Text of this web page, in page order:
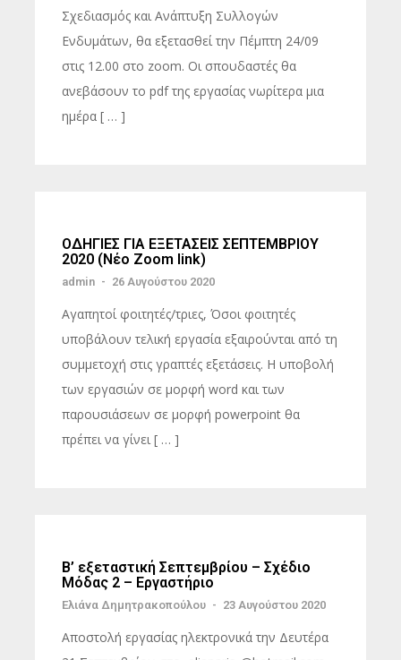
Σχεδιασμός και Ανάπτυξη Συλλογών
Ενδυμάτων, θα εξετασθεί την Πέμπτη 24/09
στις 12.00 στο zoom. Οι σπουδαστές θα
ανεβάσουν το pdf της εργασίας νωρίτερα μια
ημέρα [ … ]
ΟΔΗΓΙΕΣ ΓΙΑ ΕΞΕΤΑΣΕΙΣ ΣΕΠΤΕΜΒΡΙΟΥ
2020 (Νέο Zoom link)
admin - 26 Αυγούστου 2020
Αγαπητοί φοιτητές/τριες, Όσοι φοιτητές
υποβάλουν τελική εργασία εξαιρούνται από τη
συμμετοχή στις γραπτές εξετάσεις. Η υποβολή
των εργασιών σε μορφή word και των
παρουσιάσεων σε μορφή powerpoint θα
πρέπει να γίνει [ … ]
Β’ εξεταστική Σεπτεμβρίου – Σχέδιο
Μόδας 2 – Εργαστήριο
Ελιάνα Δημητρακοπούλου - 23 Αυγούστου 2020
Αποστολή εργασίας ηλεκτρονικά την Δευτέρα